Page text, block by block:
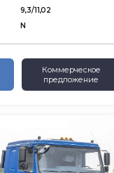
9,3/11,02
N
Коммерческое
предложение